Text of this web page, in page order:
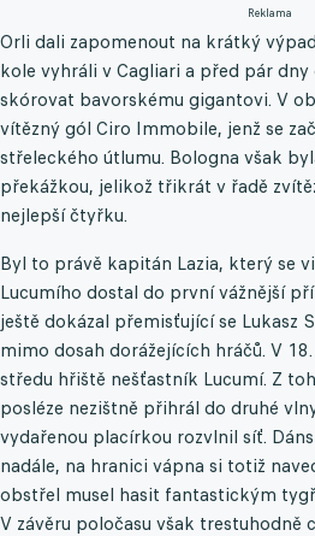
Reklama
Orli dali zapomenout na krátký
kole vyhráli v Cagliari a před pár
skórovat bavorskému gigantovi. V
vítězný gól Ciro Immobile, jenž se
střeleckého útlumu. Bologna však
překážkou, jelikož třikrát v řadě
nejlepší čtyřku.
Byl to právě kapitán Lazia, který se
Lucumího dostal do první vážnější
ještě dokázal přemisťující se Lukasz
mimo dosah dorážejících hráčů. V
středu hřiště nešťastník Lucumí. Z
posléze nezištně přihrál do druhé
vydařenou placírkou rozvlnil síť.
nadále, na hranici vápna si totiž
obstřel musel hasit fantastickým
V závěru poločasu však trestuhodně